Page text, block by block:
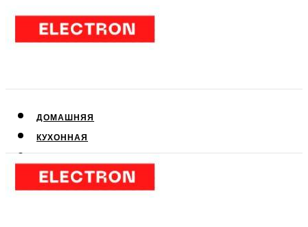
ДОМАШНЯЯ
КУХОННАЯ
КЛИМАТИЧЕСКАЯ